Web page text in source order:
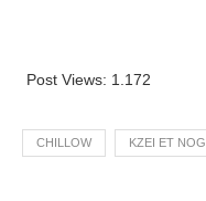
Post Views: 1.172
CHILLOW KZEI ET NOG